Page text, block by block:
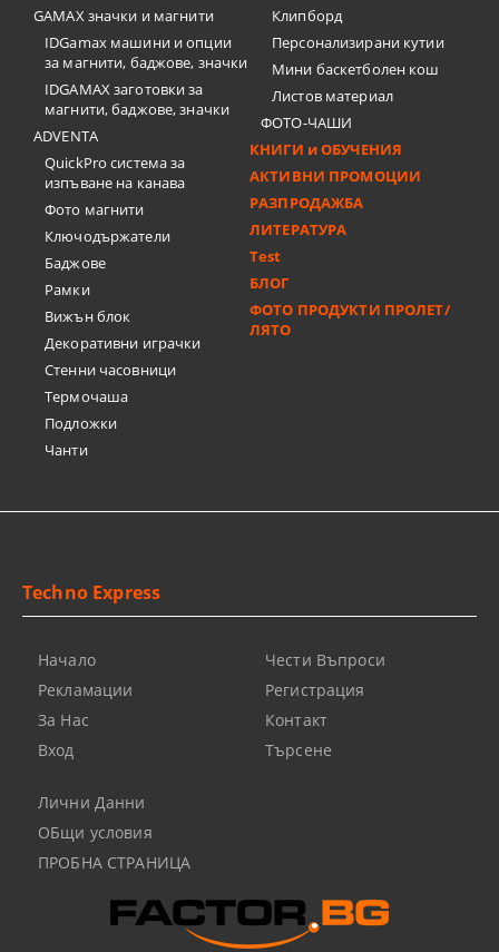
GAMAX значки и магнити
IDGamax машини и опции
за магнити, баджове, значки
IDGAMAX заготовки за
магнити, баджове, значки
ADVENTA
QuickPro система за
изпъване на канава
Фото магнити
Ключодържатели
Баджове
Рамки
Вижън блок
Декоративни играчки
Стенни часовници
Термочашa
Подложки
Чанти
Клипборд
Персонализирани кутии
Мини баскетболен кош
Листов материал
ФОТО-ЧАШИ
КНИГИ и ОБУЧЕНИЯ
АКТИВНИ ПРОМОЦИИ
РАЗПРОДАЖБА
ЛИТЕРАТУРА
Test
БЛОГ
ФОТО ПРОДУКТИ ПРОЛЕТ/
ЛЯТО
Techno Express
Начало
Рекламации
За Нас
Вход
Чести Въпроси
Регистрация
Контакт
Търсене
Лични Данни
ОБщи условия
ПРОБНА СТРАНИЦА